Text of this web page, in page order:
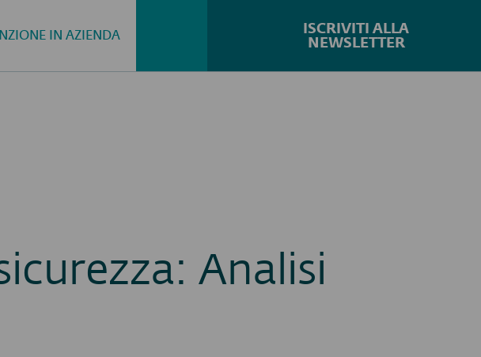
IN AZIENDA
ISCRIVITI ALLA
NEWSLETTER
Analisi